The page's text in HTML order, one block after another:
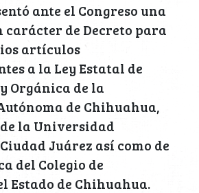
ante el Congreso una
de Decreto para
artículos
a la Ley Estatal de
Orgánica de la
de Chihuahua,
la Universidad
Juárez así como de
del Colegio de
Estado de Chihuahua.